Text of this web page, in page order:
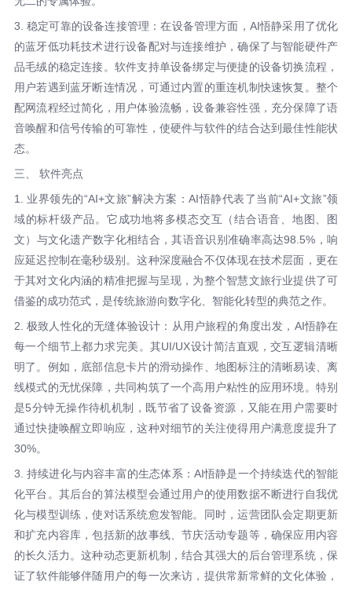
3. 稳定可靠的设备连接管理：在设备管理方面，AI悟静采用了优化
的蓝牙低功耗技术进行设备配对与连接维护，确保了与智能硬件产
品毛绒的稳定连接。软件支持单设备绑定与便捷的设备切换流程，
用户若遇到蓝牙断连情况，可通过内置的重连机制快速恢复。整个
配网流程经过简化，用户体验流畅，设备兼容性强，充分保障了语
音唤醒和信号传输的可靠性，使硬件与软件的结合达到最佳性能状
态。
三、 软件亮点
1. 业界领先的“AI+文旅”解决方案：AI悟静代表了当前“AI+文旅”领
域的标杆级产品。它成功地将多模态交互（结合语音、地图、图
文）与文化遗产数字化相结合，其语音识别准确率高达98.5%，响
应延迟控制在毫秒级别。这种深度融合不仅体现在技术层面，更在
于其对文化内涵的精准把握与呈现，为整个智慧文旅行业提供了可
借鉴的成功范式，是传统旅游向数字化、智能化转型的典范之作。
2. 极致人性化的无缝体验设计：从用户旅程的角度出发，AI悟静在
每一个细节上都力求完美。其UI/UX设计简洁直观，交互逻辑清晰
明了。例如，底部信息卡片的滑动操作、地图标注的清晰易读、离
线模式的无忧保障，共同构筑了一个高用户粘性的应用环境。特别
是5分钟无操作待机机制，既节省了设备资源，又能在用户需要时
通过快捷唤醒立即响应，这种对细节的关注使得用户满意度提升了
30%。
3. 持续进化与内容丰富的生态体系：AI悟静是一个持续迭代的智能
化平台。其后台的算法模型会通过用户的使用数据不断进行自我优
化与模型训练，使对话系统愈发智能。同时，运营团队会定期更新
和扩充内容库，包括新的故事线、节庆活动专题等，确保应用内容
的长久活力。这种动态更新机制，结合其强大的后台管理系统，保
证了软件能够伴随用户的每一次来访，提供常新常鲜的文化体验，